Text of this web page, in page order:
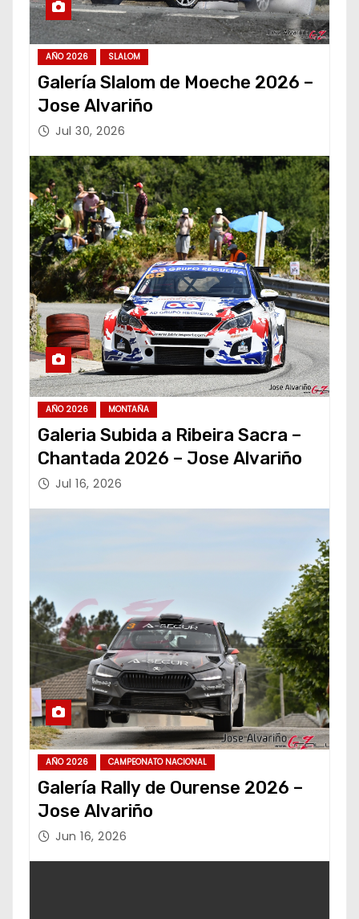
AÑO 2026 SLALOM
Galería Slalom de Moeche 2026 –
Jose Alvariño
Jul 30, 2026
AÑO 2026 MONTAÑA
Galeria Subida a Ribeira Sacra –
Chantada 2026 – Jose Alvariño
Jul 16, 2026
AÑO 2026 CAMPEONATO NACIONAL
Galería Rally de Ourense 2026 –
Jose Alvariño
Jun 16, 2026